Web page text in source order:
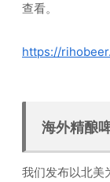
查看。
https://
海外精酿
我们发布以北美